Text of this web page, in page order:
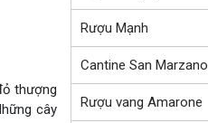
thượng
cây
Rượu Mạnh
Cantine San Marzano
Rượu vang Amarone